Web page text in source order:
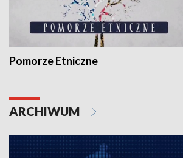
Pomorze Etniczne
ARCHIWUM